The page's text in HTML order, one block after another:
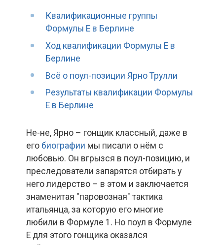
Квалификационные группы
Формулы Е в Берлине
Ход квалификации Формулы Е в
Берлине
Всё о поул-позиции Ярно Трулли
Результаты квалификации Формулы
Е в Берлине
Не-не, Ярно – гонщик классный, даже в
его биографии мы писали о нём с
любовью. Он вгрызся в поул-позицию, и
преследователи запарятся отбирать у
него лидерство – в этом и заключается
знаменитая "паровозная" тактика
итальянца, за которую его многие
любили в Формуле 1. Но поул в Формуле
Е для этого гонщика оказался